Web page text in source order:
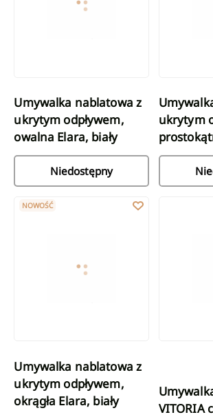
Umywalka nablatowa z
ukrytym odpływem,
owalna Elara, biały
Niedostępny
Umywalka nablatowa z
ukrytym
Umywalka nablatowa z ukrytym odpływem,
NOWOŚĆ
Umywalka nablatowa z
ukrytym odpływem,
okrągła Elara, biały
Umywalka
Umywalka nablatowa
VITORIA